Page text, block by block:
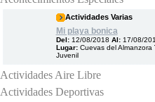
Actividades Varias
Mi playa bonica
Del: 12/08/2018 Al: 17/08/
Lugar: Cuevas del Almanzora
Juvenil
Actividades Aire Libre
Actividades Deportivas